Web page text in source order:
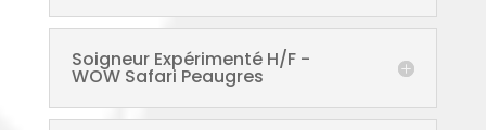
Soigneur Expérimenté H/F -
WOW Safari Peaugres